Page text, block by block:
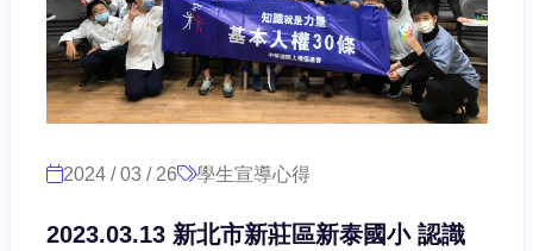
2024 / 03 / 26 學生宣導心得
2023.03.13 新北市新莊區新泰國小 認識